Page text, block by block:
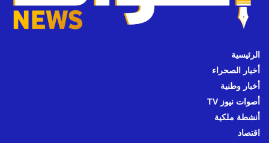
الرئيسية
أخبار الصحراء
أخبار وطنية
أصوات نيوز TV
أنشطة ملكية
اقتصاد